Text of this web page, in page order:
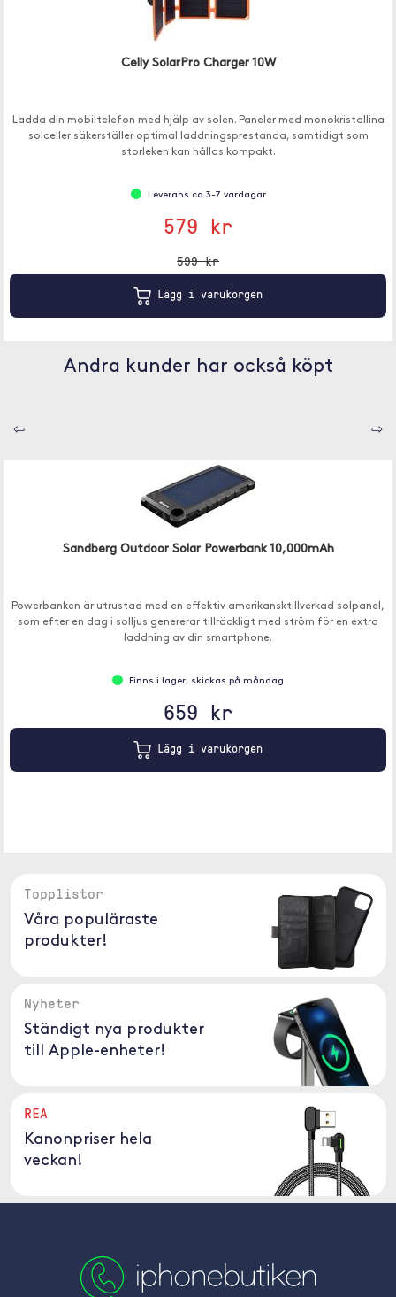
Celly SolarPro Charger 10W
Ladda din mobiltelefon med hjälp av solen. Paneler med monokristallina
solceller säkerställer optimal laddningsprestanda, samtidigt som
storleken kan hållas kompakt.
Leverans ca 3-7 vardagar
579 kr
599 kr
Lägg i varukorgen
Andra kunder har också köpt
⇦ ⇨
Sandberg Outdoor Solar Powerbank 10,000mAh
Powerbanken är utrustad med en effektiv amerikansktillverkad solpanel,
som efter en dag i solljus genererar tillräckligt med ström för en extra
laddning av din smartphone.
Finns i lager, skickas på måndag
659 kr
Lägg i varukorgen
Topplistor
Våra populäraste
produkter!
Nyheter
Ständigt nya produkter
till Apple-enheter!
REA
Kanonpriser hela
veckan!